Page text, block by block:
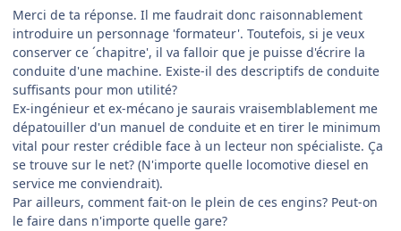
Merci de ta réponse. Il me faudrait donc raisonnablement
introduire un personnage 'formateur'. Toutefois, si je veux
conserver ce ´chapitre', il va falloir que je puisse d'écrire la
conduite d'une machine. Existe-il des descriptifs de conduite
suffisants pour mon utilité?
Ex-ingénieur et ex-mécano je saurais vraisemblablement me
dépatouiller d'un manuel de conduite et en tirer le minimum
vital pour rester crédible face à un lecteur non spécialiste. Ça
se trouve sur le net? (N'importe quelle locomotive diesel en
service me conviendrait).
Par ailleurs, comment fait-on le plein de ces engins? Peut-on
le faire dans n'importe quelle gare?